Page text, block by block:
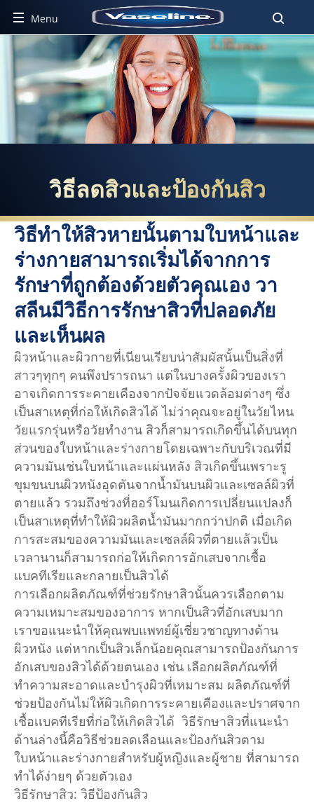
Menu
ธีลดสิวและป้องกันสิว
วิธีลดสิวและป้องกันสิว
วิธีทำให้สิวหายนั้นตามใบหน้าและ
ร่างกายสามารถเริ่มได้จากการ
รักษาที่ถูกต้องด้วยตัวคุณเอง วา
สลีนมีวิธีการรักษาสิวที่ปลอดภัย
และเห็นผล
ผิวหน้าและผิวกายที่เนียนเรียบน่าสัมผัสนั้นเป็นสิ่งที่
สาวๆทุกๆ คนพึงปรารถนา แต่ในบางครั้งผิวของเรา
อาจเกิดการระคายเคืองจากปัจจัยแวดล้อมต่างๆ ซึ่ง
เป็นสาเหตุที่ก่อให้เกิดสิวได้ ไม่ว่าคุณจะอยู่ในวัยไหน
วัยแรกรุ่นหรือวัยทำงาน สิวก็สามารถเกิดขึ้นได้บนทุก
ส่วนของใบหน้าและร่างกายโดยเฉพาะกับบริเวณที่มี
ความมันเช่นใบหน้าและแผ่นหลัง สิวเกิดขึ้นเพราะรู
ขุมขนบนผิวหนังอุดตันจากน้ำมันบนผิวและเซลล์ผิวที่
ตายแล้ว รวมถึงช่วงที่ฮอร์โมนเกิดการเปลี่ยนแปลงก็
เป็นสาเหตุที่ทำให้ผิวผลิตน้ำมันมากกว่าปกติ เมื่อเกิด
การสะสมของความมันและเซลล์ผิวที่ตายเเล้วเป็น
เวลานานก็สามารถก่อให้เกิดการอักเสบจากเชื้อ
แบคทีเรียและกลายเป็นสิวได้
การเลือกผลิตภัณฑ์ที่ช่วยรักษาสิวนั้นควรเลือกตาม
ความเหมาะสมของอาการ หากเป็นสิวที่อักเสบมาก
เราขอแนะนำให้คุณพบแพทย์ผู้เชี่ยวชาญทางด้าน
ผิวหนัง แต่หากเป็นสิวเล็กน้อยคุณสามารถป้องกันการ
อักเสบของสิวได้ด้วยตนเอง เช่น เลือกผลิตภัณฑ์ที่
ทำความสะอาดและบำรุงผิวที่เหมาะสม ผลิตภัณฑ์ที่
ช่วยป้องกันไม่ให้ผิวเกิดการระคายเคืองและปราศจาก
เชื้อเเบคทีเรียที่ก่อให้เกิดสิวได้ วิธีรักษาสิวที่แนะนำ
ด้านล่างนี้คือวิธีช่วยลดเลือนและป้องกันสิวตาม
ใบหน้าและร่างกายสำหรับผู้หญิงและผู้ชาย ที่สามารถ
ทำได้ง่ายๆ ด้วยตัวเอง
วิธีรักษาสิว: วิธีป้องกันสิว